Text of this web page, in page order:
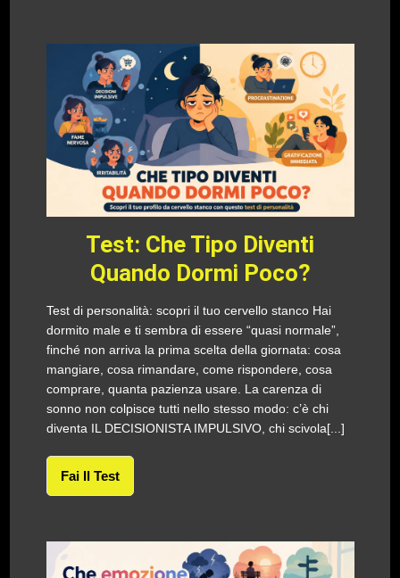
Test: Che Tipo Diventi
Quando Dormi Poco?
Test di personalità: scopri il tuo cervello stanco Hai
dormito male e ti sembra di essere “quasi normale”,
finché non arriva la prima scelta della giornata: cosa
mangiare, cosa rimandare, come rispondere, cosa
comprare, quanta pazienza usare. La carenza di
sonno non colpisce tutti nello stesso modo: c’è chi
diventa IL DECISIONISTA IMPULSIVO, chi scivola[...]
Fai Il Test